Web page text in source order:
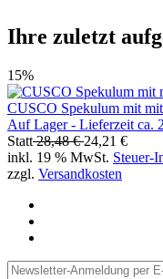
Ihre zuletzt
15%
CUSCO Spekulum mit
Auf Lager - Lieferzeit ca.
Statt28,48 €24,21 €
inkl. 19 % MwSt. Steuer-
zzgl. Versandkosten